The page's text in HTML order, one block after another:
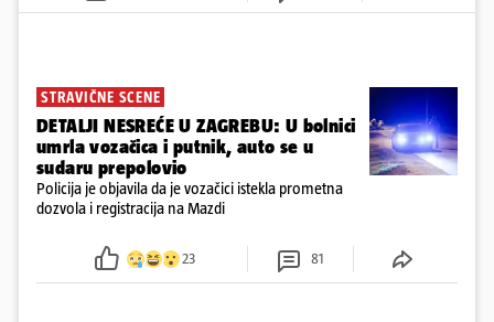
STRAVIČNE SCENE
DETALJI NESREĆE U ZAGREBU: U bolnici
umrla vozačica i putnik, auto se u
sudaru prepolovio
Policija je objavila da je vozačici istekla prometna
dozvola i registracija na Mazdi
23 81